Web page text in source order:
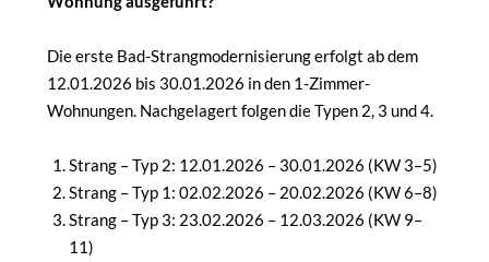
Die erste Bad-Strangmodernisierung erfolgt ab dem
12.01.2026 bis 30.01.2026 in den 1-Zimmer-
Wohnungen. Nachgelagert folgen die Typen 2, 3 und 4.
Strang – Typ 2: 12.01.2026 – 30.01.2026 (KW 3–5)
Strang – Typ 1: 02.02.2026 – 20.02.2026 (KW 6–8)
Strang – Typ 3: 23.02.2026 – 12.03.2026 (KW 9–
11)